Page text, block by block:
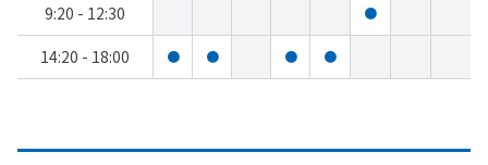
9:20 - 12:30 ●
14:20 - 18:00 ● ● ● ●